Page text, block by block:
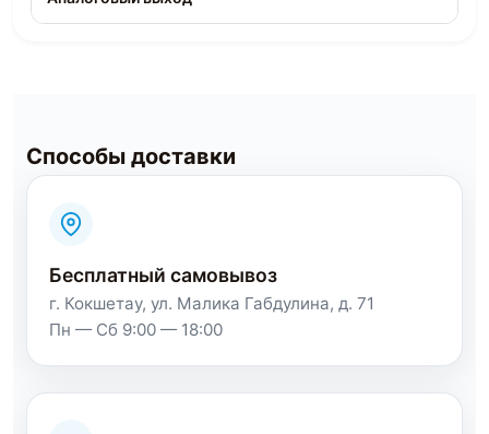
Способы доставки
Бесплатный самовывоз
г. Кокшетау, ул. Малика Габдулина, д. 71
Пн — Сб 9:00 — 18:00